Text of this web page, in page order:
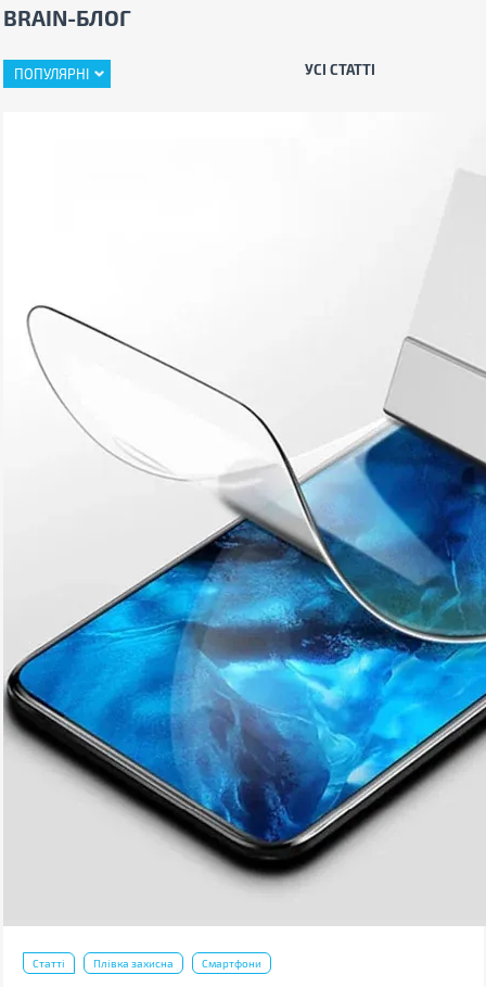
BRAIN-БЛОГ
ПОПУЛЯРНІ УСІ СТАТТІ
Статті Плівка захисна Смартфони